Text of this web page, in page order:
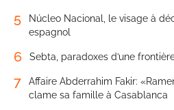
5
Núcleo Nacional, le visage à
espagnol
6 Sebta, paradoxes d’une
7
Affaire Abderrahim Fakir:
clame sa famille à Casablanca